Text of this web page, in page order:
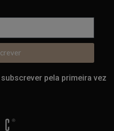
pela primeira vez